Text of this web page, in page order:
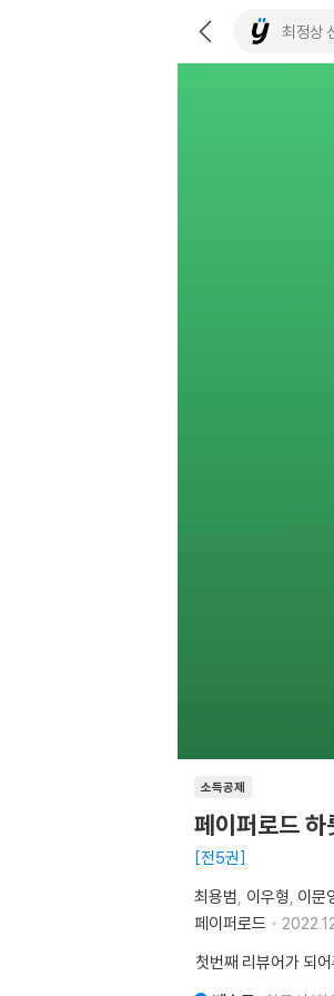
소득공제
페이퍼로드
전5권
최용범 이우형 이문
페이퍼로드
첫번째 리뷰어가 되